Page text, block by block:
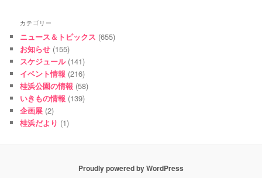
カテゴリー
ニュース＆トピックス (655)
お知らせ (155)
スケジュール(141)
イベント情報 (216)
桂浜公園の情報 (58)
いきもの情報 (139)
企画展 (2)
桂浜だより (1)
Proudly powered by WordPress